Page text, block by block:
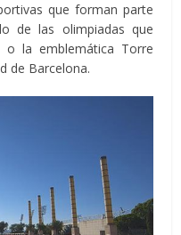
que forman parte
de las olimpiadas que
la emblemática Torre
de Barcelona.